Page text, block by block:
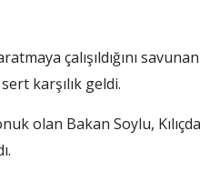
çalışıldığını
karşılık geldi.
olan Bakan Soylu,